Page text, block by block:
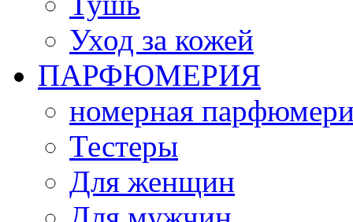
Уход за кожей
ПАРФЮМЕРИЯ
номерная
Тестеры
Для женщин